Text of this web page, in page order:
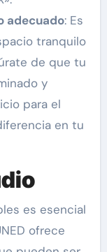
adecuado: Es
tranquilo
de que tu
y
para el
en tu
es esencial
ofrece